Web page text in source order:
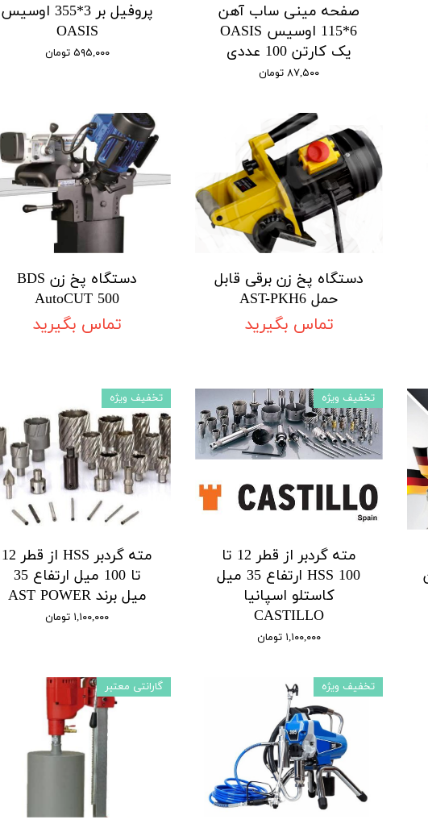
صفحه مینی ساب آهن
6*115 اوسیس OASIS
یک کارتن 100 عددی
۸۷,۵۰۰ تومان
پروفیل بر 3*355 اوسیس
OASIS
۵۹۵,۰۰۰ تومان
دستگاه پخ زن برقی قابل
حمل AST-PKH6
تماس بگیرید
دستگاه پخ زن BDS
AutoCUT 500
تماس بگیرید
مته گردبر از قطر 12 تا
100 HSS ارتفاع 35 میل
کاستلو اسپانیا
CASTILLO
۱,۱۰۰,۰۰۰ تومان
تخفیف ویژه
مته گردبر HSS از قطر 12
تا 100 میل ارتفاع 35
میل برند AST POWER
۱,۱۰۰,۰۰۰ تومان
تخفیف ویژه
تخفیف ویژه گارانتی معتبر